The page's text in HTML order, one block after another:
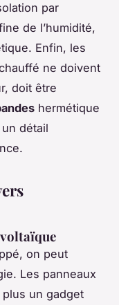
par
de l’humidité,
Enfin, les
ne doivent
doit être
hermétique
détail
on peut
Les panneaux
un gadget